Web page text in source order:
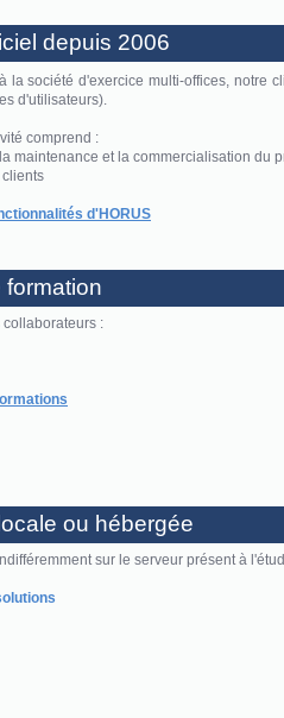
depuis 2006
la société d'exercice multi-offices, notre
d'utilisateurs).
comprend :
maintenance et la commercialisation du
d'HORUS
formation
collaborateurs :
ou hébergée
sur le serveur présent à